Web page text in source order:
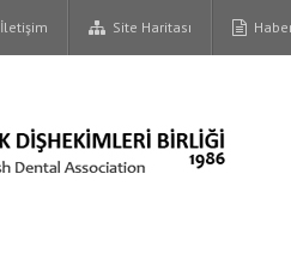
İletişim Site Haritası